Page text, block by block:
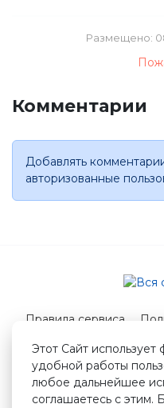
Размещено:
Комментарии
Добавлять
авторизованные
Этот Сайт
удобной работы
любое дальнейшее
соглашаетесь с этим.
Правила сервиса
© 2026